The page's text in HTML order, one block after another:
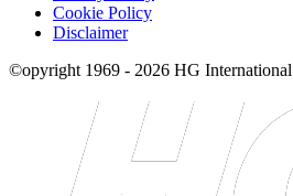
Cookie Policy
Disclaimer
©opyright 1969 - 2026 HG International